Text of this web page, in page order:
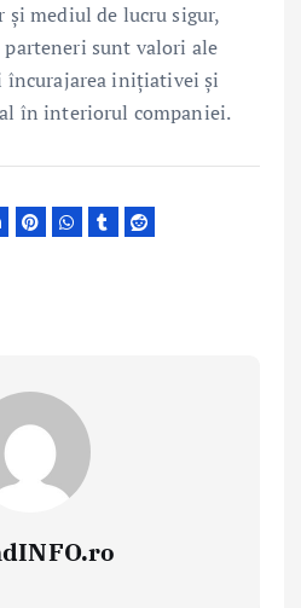
mediul de lucru sigur,
sunt valori ale
încurajarea inițiativei și
în interiorul companiei.